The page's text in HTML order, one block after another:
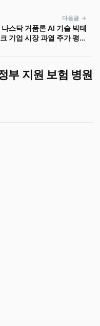
다음글 →
나스닥 거품론 AI 기술 빅테
크 기업 시장 과열 주가 평가
부 지원 보험 병원